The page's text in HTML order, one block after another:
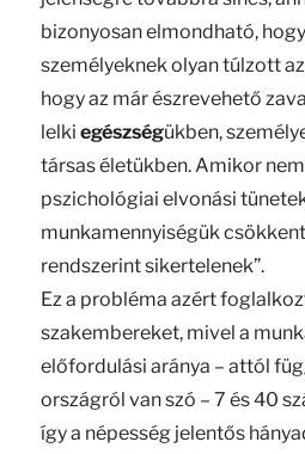
bizonyosan elmondható,
személyeknek olyan túlzott
hogy az már észrevehető
lelki egészségükben,
társas életükben. Amikor
pszichológiai elvonási
munkamennyiségük
rendszerint sikertelenek”.
Ez a probléma azért
szakembereket, mivel a
előfordulási aránya – attól
országról van szó – 7 és 40
így a népesség jelentős